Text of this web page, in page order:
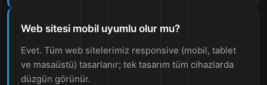
Web sitesi mobil uyumlu olur mu?
Evet. Tüm web sitelerimiz responsive (mobil, tablet
ve masaüstü) tasarlanır; tek tasarım tüm cihazlarda
düzgün görünür.